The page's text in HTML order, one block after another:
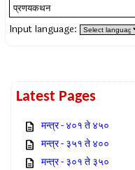
Input language:
Latest Pages
मन्त्र - ४०१ ते ४५०
मन्त्र - ३५१ ते ४००
मन्त्र - ३०१ ते ३५०